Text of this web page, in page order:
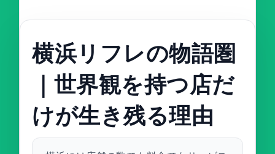
横浜リフレの物語圏
｜世界観を持つ店だ
けが生き残る理由